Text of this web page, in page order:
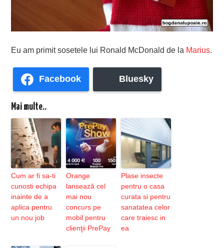
Eu am primit sosetele lui Ronald McDonald de la Marius.
Facebook Bluesky
Mai multe..
Cum ar fi sa-ti
cunosti echipa
inainte de a
aplica pentru
un nou job
Orange
lansează cel
mai nou
concurs pe
mobil pentru
clienţii PrePay
Plase insecte
pentru o casa
curata si pentru
sanatatea celor
care traiesc in
ea